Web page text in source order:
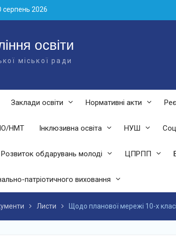
серпень 2026
червень 2026
станом на 01.08.2026
освіти
міської ради
Заклади освіти Нормативні акти
НМТ Інклюзивна освіта НУШ
Розвиток обдарувань молоді ЦПРПП
патріотичного виховання
Листи Щодо планової мережі 10-х